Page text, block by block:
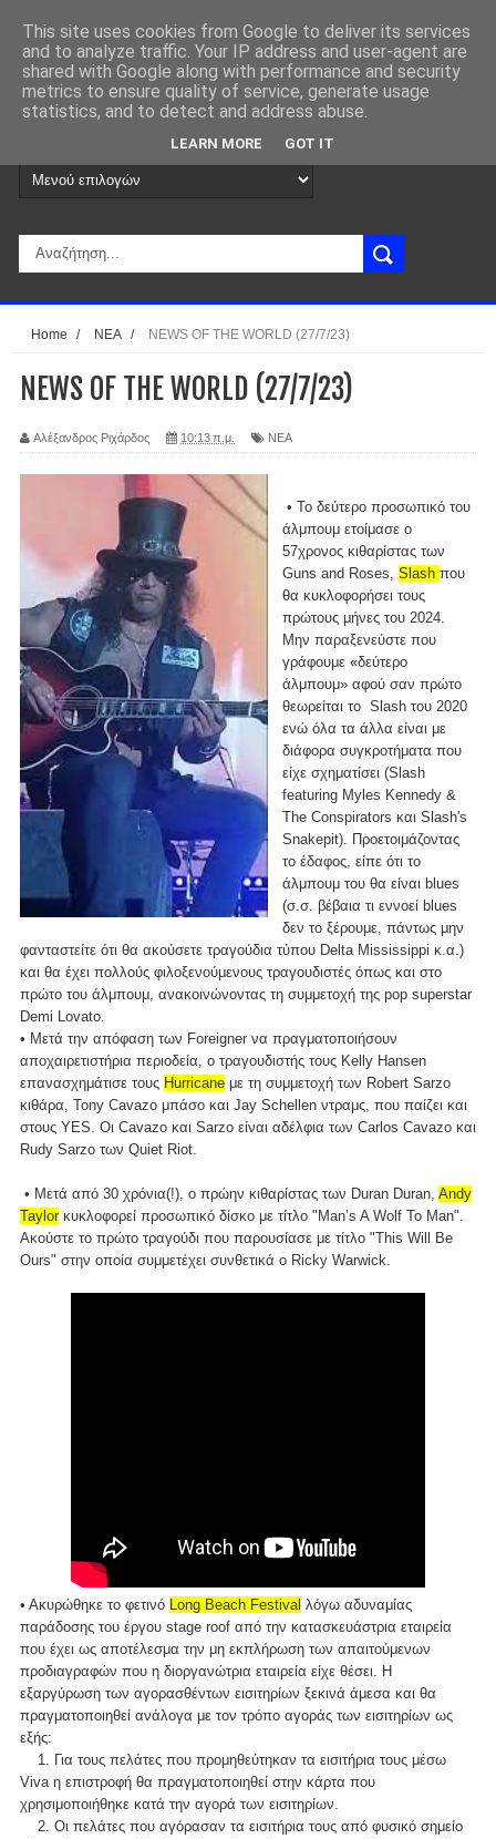
Home / ΝΕΑ / NEWS OF THE WORLD (27/7/23)
NEWS OF THE WORLD (27/7/23)
Αλέξανδρος Ριχάρδος 10:13 π.μ. ΝΕΑ
• Το δεύτερο προσωπικό του
άλμπουμ ετοίμασε ο
57χρονος κιθαρίστας των
Guns and Roses, Slash που
θα κυκλοφορήσει τους
πρώτους μήνες του 2024.
Μην παραξενεύστε που
γράφουμε «δεύτερο
άλμπουμ» αφού σαν πρώτο
θεωρείται το Slash του 2020
ενώ όλα τα άλλα είναι με
διάφορα συγκροτήματα που
είχε σχηματίσει (Slash
featuring Myles Kennedy &
The Conspirators και Slash's
Snakepit). Προετοιμάζοντας
το έδαφος, είπε ότι το
άλμπουμ του θα είναι blues
(σ.σ. βέβαια τι εννοεί blues
δεν το ξέρουμε, πάντως μην
φανταστείτε ότι θα ακούσετε τραγούδια τύπου Delta Mississippi κ.α.)
και θα έχει πολλούς φιλοξενούμενους τραγουδιστές όπως και στο
πρώτο του άλμπουμ, ανακοινώνοντας τη συμμετοχή της pop superstar
Demi Lovato.
• Μετά την απόφαση των Foreigner να πραγματοποιήσουν
αποχαιρετιστήρια περιοδεία, ο τραγουδιστής τους Kelly Hansen
επανασχημάτισε τους Hurricane με τη συμμετοχή των Robert Sarzo
κιθάρα, Tony Cavazo μπάσο και Jay Schellen ντραμς, που παίζει και
στους YES. Οι Cavazo και Sarzo είναι αδέλφια των Carlos Cavazo και
Rudy Sarzo των Quiet Riot.
• Μετά από 30 χρόνια(!), o πρώην κιθαρίστας των Duran Duran, Andy
Taylor κυκλοφορεί προσωπικό δίσκο με τίτλο "Man’s A Wolf To Man".
Ακούστε το πρώτο τραγούδι που παρουσίασε με τίτλο "This Will Be
Ours" στην οποία συμμετέχει συνθετικά ο Ricky Warwick.
• Ακυρώθηκε το φετινό Long Beach Festival λόγω αδυναμίας
παράδοσης του έργου stage roof από την κατασκευάστρια εταιρεία
που έχει ως αποτέλεσμα την μη εκπλήρωση των απαιτούμενων
προδιαγραφών που η διοργανώτρια εταιρεία είχε θέσει. Η
εξαργύρωση των αγορασθέντων εισιτηρίων ξεκινά άμεσα και θα
πραγματοποιηθεί ανάλογα με τον τρόπο αγοράς των εισιτηρίων ως
εξής:
1. Για τους πελάτες που προμηθεύτηκαν τα εισιτήρια τους μέσω
Viva η επιστροφή θα πραγματοποιηθεί στην κάρτα που
χρησιμοποιήθηκε κατά την αγορά των εισιτηρίων.
2. Οι πελάτες που αγόρασαν τα εισιτήρια τους από φυσικό σημείο
This site uses cookies from Google to deliver its services
and to analyze traffic. Your IP address and user-agent are
shared with Google along with performance and security
metrics to ensure quality of service, generate usage
statistics, and to detect and address abuse.
LEARN MORE GOT IT